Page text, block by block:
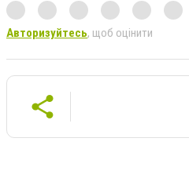
Авторизуйтесь, щоб оцінити